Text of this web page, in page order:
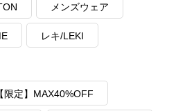
メンズウェア
レキ/LEKI
限定】MAX40%OFF